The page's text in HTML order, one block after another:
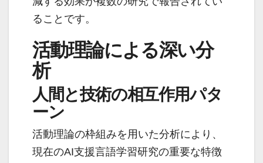
ることです。
活動理論による深い分
析
人間と技術の相互作用パタ
ーン
活動理論の枠組みを用いた分析により、
現在のAI支援言語学習研究の重要な特徴